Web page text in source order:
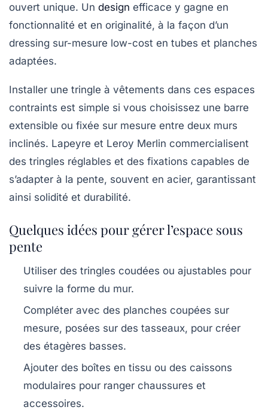
ouvert unique. Un design efficace y gagne en
fonctionnalité et en originalité, à la façon d’un
dressing sur-mesure low-cost en tubes et planches
adaptées.
Installer une tringle à vêtements dans ces espaces
contraints est simple si vous choisissez une barre
extensible ou fixée sur mesure entre deux murs
inclinés. Lapeyre et Leroy Merlin commercialisent
des tringles réglables et des fixations capables de
s’adapter à la pente, souvent en acier, garantissant
ainsi solidité et durabilité.
Quelques idées pour gérer l’espace sous
pente
Utiliser des tringles coudées ou ajustables pour
suivre la forme du mur.
Compléter avec des planches coupées sur
mesure, posées sur des tasseaux, pour créer
des étagères basses.
Ajouter des boîtes en tissu ou des caissons
modulaires pour ranger chaussures et
accessoires.